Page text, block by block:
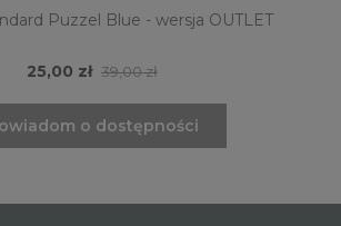
Puzzel Blue - wersja OUTLET
25,00 zł 39,00 zł
o dostępności